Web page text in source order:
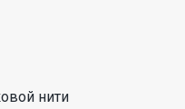
нити